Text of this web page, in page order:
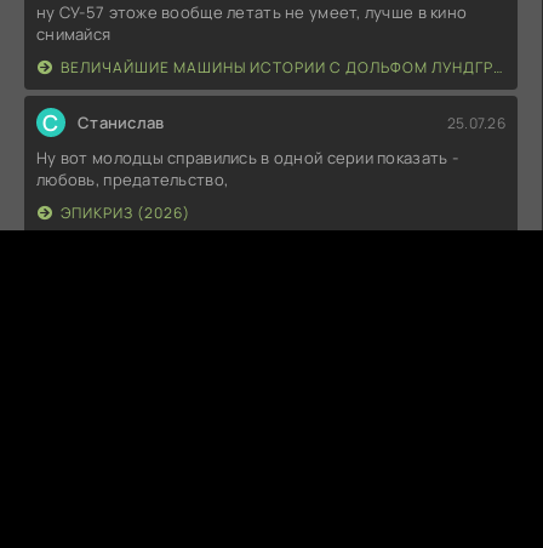
ну СУ-57 этоже вообще летать не умеет, лучше в кино
снимайся
ВЕЛИЧАЙШИЕ МАШИНЫ ИСТОРИИ С ДОЛЬФОМ ЛУНДГРЕНОМ (2026)
С Станислав 25.07.26
Ну вот молодцы справились в одной серии показать -
любовь, предательство,
ЭПИКРИЗ (2026)